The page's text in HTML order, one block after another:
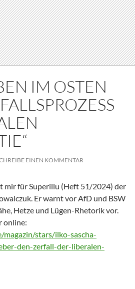
IM OSTEN
EINEN KOMMENTAR
mir für Superillu (Heft 51/2024) der
Er warnt vor AfD und BSW
Hetze und Lügen-Rhetorik vor.
online:
stars/ilko-sascha-
den-zerfall-der-liberalen-